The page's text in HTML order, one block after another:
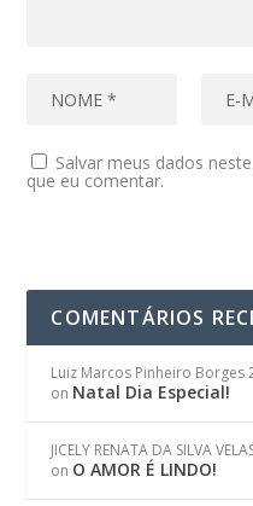
Salvar meus dados
que eu comentar.
COMENTÁRIOS
Luiz Marcos Pinheiro Borges
on Natal Dia Especial!
JICELY RENATA DA SILVA
on O AMOR É LINDO!